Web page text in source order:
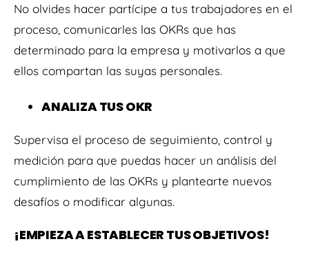
No olvides hacer partícipe a tus trabajadores en el
proceso, comunicarles las OKRs que has
determinado para la empresa y motivarlos a que
ellos compartan las suyas personales.
ANALIZA TUS OKR
Supervisa el proceso de seguimiento, control y
medición para que puedas hacer un análisis del
cumplimiento de las OKRs y plantearte nuevos
desafíos o modificar algunas.
¡EMPIEZA A ESTABLECER TUS OBJETIVOS!